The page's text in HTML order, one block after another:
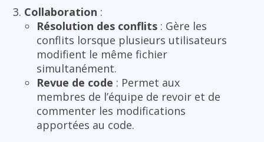
Collaboration :
Résolution des conflits : Gère les
conflits lorsque plusieurs utilisateurs
modifient le même fichier
simultanément.
Revue de code : Permet aux
membres de l’équipe de revoir et de
commenter les modifications
apportées au code.